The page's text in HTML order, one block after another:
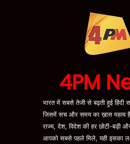
4PM
भारत में सबसे तेजी से बढ़ती हुई हिंदी
जिसमें सच और समय का ख़ास महत्व
राज्य, देश, विदेश की हर छोटी-बड़ी
आपको सबसे पहले मिले, यही इसका